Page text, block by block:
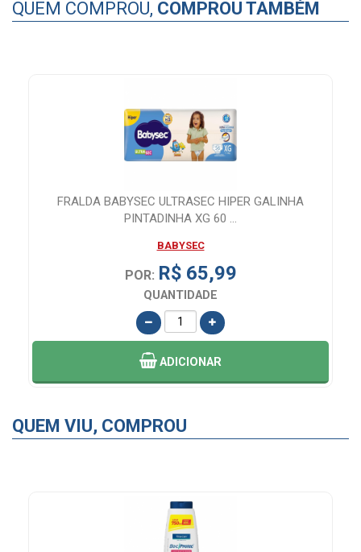
QUEM COMPROU, COMPROU TAMBÉM
FRALDA BABYSEC ULTRASEC HIPER GALINHA
PINTADINHA XG 60 ...
BABYSEC
POR: R$ 65,99
QUANTIDADE
ADICIONAR
QUEM VIU, COMPROU